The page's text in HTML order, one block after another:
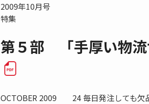
2009年10月号
特集
第５部 「手厚い物流
OCTOBER 2009 24 毎日発注しても